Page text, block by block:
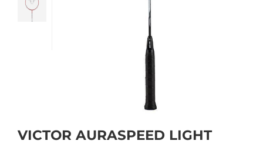
VICTOR AURASPEED LIGHT